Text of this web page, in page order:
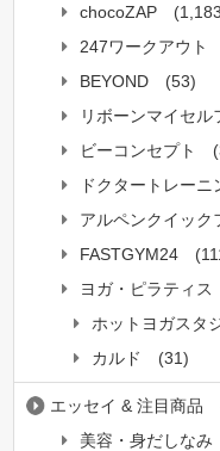
chocoZAP
247ワークアウト
BEYOND
(53)
リボーンマイセル
ビーコンセプト
ドクタートレーニ
アルペンクイック
FASTGYM24
ヨガ・ピラティス
ホットヨガスタ
カルド
(31)
エッセイ & 注目商品
美容・身だしなみ